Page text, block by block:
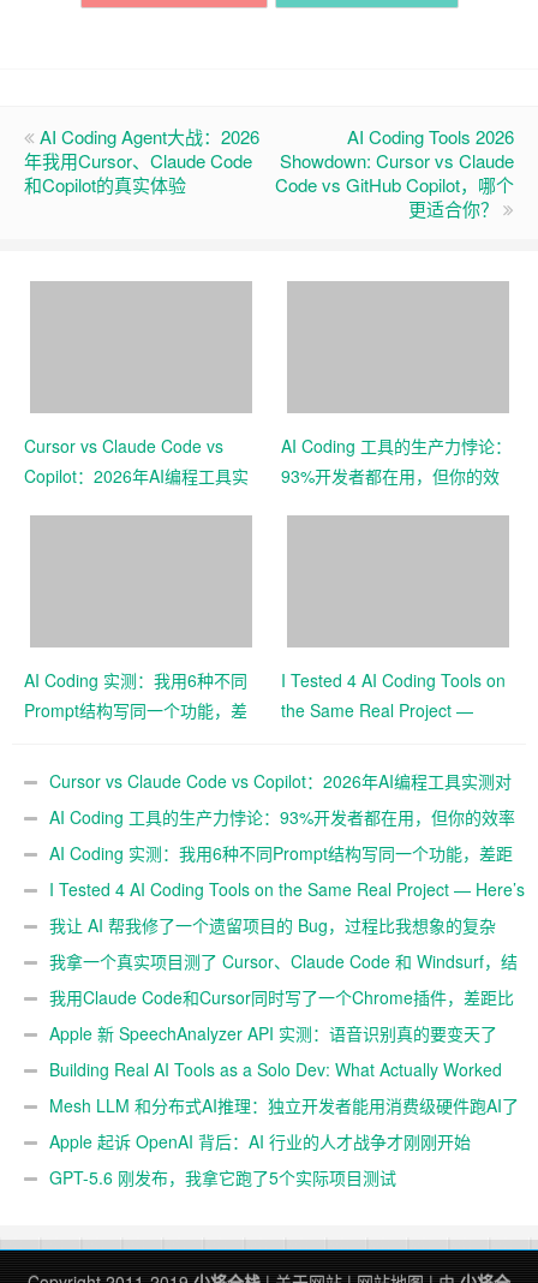
AI Coding Agent大战：2026
年我用Cursor、Claude Code
和Copilot的真实体验
AI Coding Tools 2026
Showdown: Cursor vs Claude
Code vs GitHub Copilot，哪个
更适合你？
Cursor vs Claude Code vs
Copilot：2026年AI编程工具实
AI Coding 工具的生产力悖论：
93%开发者都在用，但你的效
AI Coding 实测：我用6种不同
Prompt结构写同一个功能，差
I Tested 4 AI Coding Tools on
the Same Real Project —
and Right
Cursor vs Claude Code vs Copilot：2026年AI编程工具实测对
比 AI Coding 工具的生产力悖论：93%开发者都在用，但你的效率
真的提升了吗？
AI Coding 实测：我用6种不同Prompt结构写同一个功能，差距
有多大I Tested 4 AI Coding Tools on the Same Real Project — Here’s
What Each Got Wrong and Right
我让 AI 帮我修了一个遗留项目的 Bug，过程比我想象的复杂
我拿一个真实项目测了 Cursor、Claude Code 和 Windsurf，结
果有点意外
我用Claude Code和Cursor同时写了一个Chrome插件，差距比
想象中大
Apple 新 SpeechAnalyzer API 实测：语音识别真的要变天了
吗 Building Real AI Tools as a Solo Dev: What Actually Worked
for Me in 2026
Mesh LLM 和分布式AI推理：独立开发者能用消费级硬件跑AI了
吗 Apple 起诉 OpenAI 背后：AI 行业的人才战争才刚刚开始
GPT-5.6 刚发布，我拿它跑了5个实际项目测试